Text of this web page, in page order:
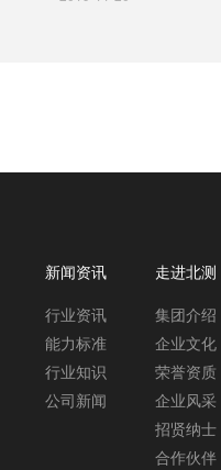
新闻资讯
行业资讯
能力标准
行业知识
公司新闻
走进北测
集团介绍
企业文化
荣誉资质
企业风采
招贤纳士
合作伙伴